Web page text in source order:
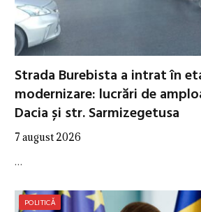
Strada Burebista a intrat în
modernizare: lucrări de
Dacia și str. Sarmizegetusa
7 august 2026
…
POLITICĂ